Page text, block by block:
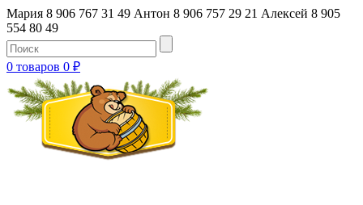
Мария 8 906 767 31 49 Антон 8 906 757 29 21 Алексей 8 905
554 80 49
0 товаров 0 ₽